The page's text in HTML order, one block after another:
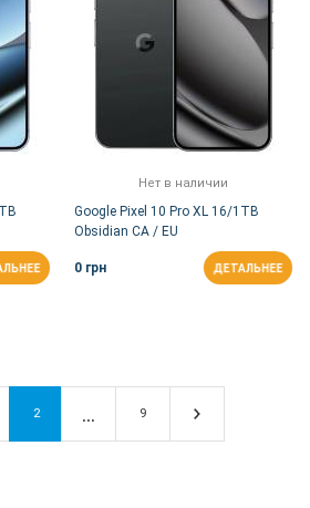
Нет в наличии
Google Pixel 10 Pro XL 16/1TB
Obsidian CA / EU
0 грн ДЕТАЛЬНЕЕ
2 9